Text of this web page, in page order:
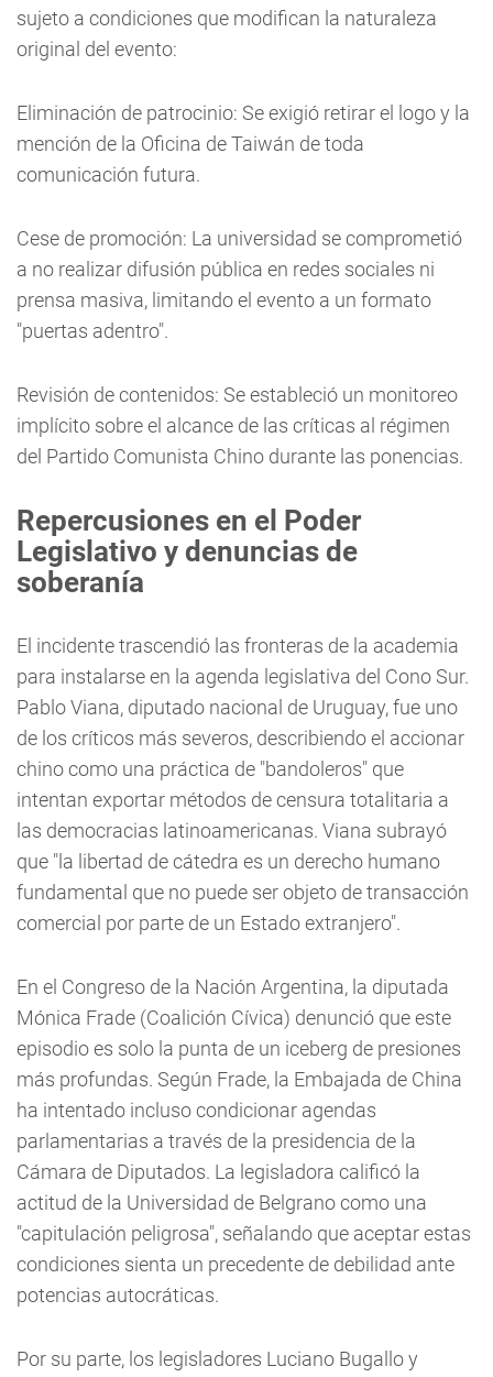
sujeto a condiciones que modifican la naturaleza
original del evento:
Eliminación de patrocinio: Se exigió retirar el logo y la
mención de la Oficina de Taiwán de toda
comunicación futura.
Cese de promoción: La universidad se comprometió
a no realizar difusión pública en redes sociales ni
prensa masiva, limitando el evento a un formato
"puertas adentro".
Revisión de contenidos: Se estableció un monitoreo
implícito sobre el alcance de las críticas al régimen
del Partido Comunista Chino durante las ponencias.
Repercusiones en el Poder
Legislativo y denuncias de
soberanía
El incidente trascendió las fronteras de la academia
para instalarse en la agenda legislativa del Cono Sur.
Pablo Viana, diputado nacional de Uruguay, fue uno
de los críticos más severos, describiendo el accionar
chino como una práctica de "bandoleros" que
intentan exportar métodos de censura totalitaria a
las democracias latinoamericanas. Viana subrayó
que "la libertad de cátedra es un derecho humano
fundamental que no puede ser objeto de transacción
comercial por parte de un Estado extranjero".
En el Congreso de la Nación Argentina, la diputada
Mónica Frade (Coalición Cívica) denunció que este
episodio es solo la punta de un iceberg de presiones
más profundas. Según Frade, la Embajada de China
ha intentado incluso condicionar agendas
parlamentarias a través de la presidencia de la
Cámara de Diputados. La legisladora calificó la
actitud de la Universidad de Belgrano como una
"capitulación peligrosa", señalando que aceptar estas
condiciones sienta un precedente de debilidad ante
potencias autocráticas.
Por su parte, los legisladores Luciano Bugallo y